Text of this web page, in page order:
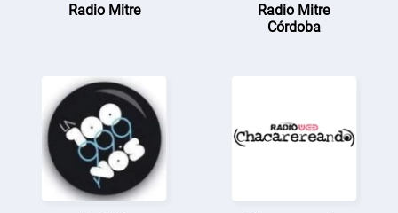
Radio Mitre
Radio Mitre
Córdoba